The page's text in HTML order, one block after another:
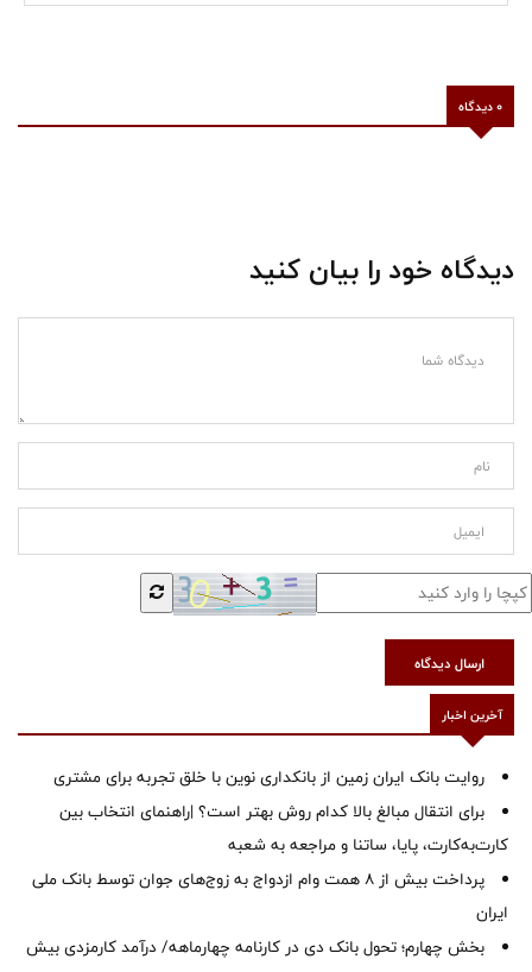
0 دیدگاه
دیدگاه خود را بیان کنید
ارسال دیدگاه
آخرین اخبار
روایت بانک ایران زمین از بانکداری نوین با خلق تجربه برای مشتری
برای انتقال مبالغ بالا کدام روش بهتر است؟ |راهنمای انتخاب بین
کارت‌به‌کارت، پایا، ساتنا و مراجعه به شعبه
پرداخت بیش از ۸ همت وام ازدواج به زوج‌های جوان توسط بانک ملی
ایران
بخش چهارم؛ تحول بانک دی در کارنامه چهارماهه/ درآمد کارمزدی بیش